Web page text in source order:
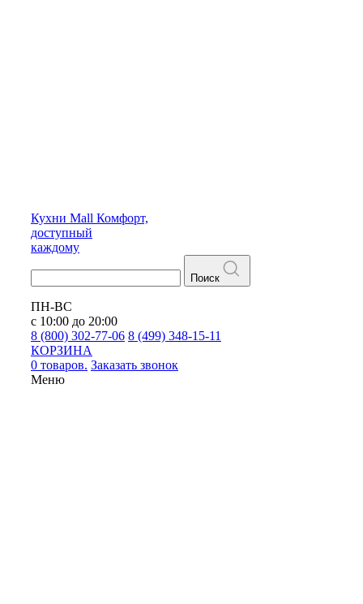
Кухни Mall Комфорт,
доступный
каждому
Поиск
ПН-ВС
с 10:00 до 20:00
8 (800) 302-77-06 8 (499) 348-15-11
КОРЗИНА
0 товаров. Заказать звонок
Меню